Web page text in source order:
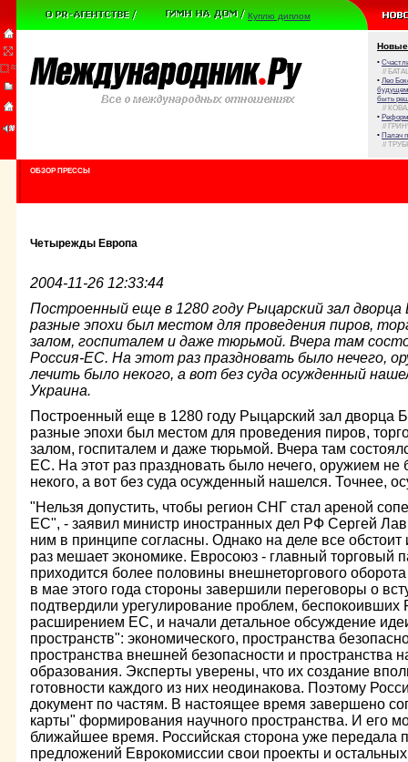
Куплю диплом
Новые
•
//
• Лео
будущем
быть
//
•
//
• Палач
//
ОБЗОР ПРЕССЫ
Четырежды Европа
2004-11-26 12:33:44
Построенный еще в 1280 году Рыцарский зал дворца
разные эпохи был местом для проведения пиров,
залом, госпиталем и даже тюрьмой. Вчера там
Россия-ЕС. На этот раз праздновать было нечего,
лечить было некого, а вот без суда осужденный
Украина.
Построенный еще в 1280 году Рыцарский зал дворца
разные эпохи был местом для проведения пиров,
залом, госпиталем и даже тюрьмой. Вчера там
ЕС. На этот раз праздновать было нечего, оружием не
некого, а вот без суда осужденный нашелся. Точнее,
"Нельзя допустить, чтобы регион СНГ стал ареной
ЕС", - заявил министр иностранных дел РФ Сергей
ним в принципе согласны. Однако на деле все
раз мешает экономике. Евросоюз - главный торговый
приходится более половины внешнеторгового
в мае этого года стороны завершили переговоры о
подтвердили урегулирование проблем, беспокоивших
расширением ЕС, и начали детальное обсуждение
пространств": экономического, пространства
пространства внешней безопасности и пространства
образования. Эксперты уверены, что их создание
готовности каждого из них неодинакова. Поэтому
документ по частям. В настоящее время завершено
карты" формирования научного пространства. И его
ближайшее время. Российская сторона уже передала
предложений Еврокомиссии свои проекты и